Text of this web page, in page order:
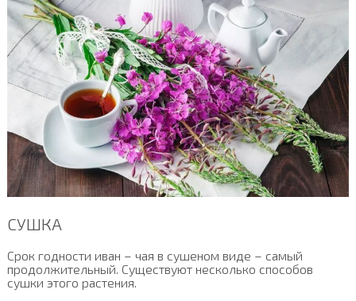
СУШКА
Срок годности иван – чая в сушеном виде – самый
продолжительный. Существуют несколько способов
сушки этого растения.